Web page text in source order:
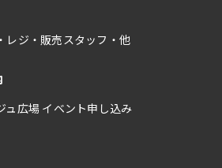
レジ・販売スタッフ・他
ュ広場 イベント申し込み